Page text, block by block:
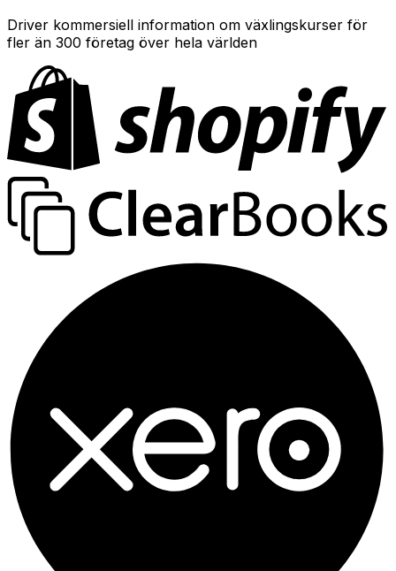
Driver kommersiell information om växlingskurser för
fler än 300 företag över hela världen